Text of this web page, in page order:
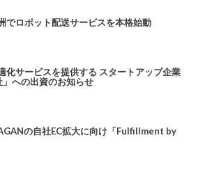
でロボット配送サービスを本格始動
化サービスを提供する スタートアップ企業
への出資のお知らせ
の自社EC拡大に向け「Fulfillment by